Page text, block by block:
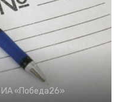
ИА «Победа26»